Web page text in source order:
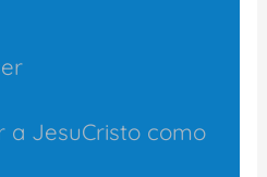
a JesuCristo como